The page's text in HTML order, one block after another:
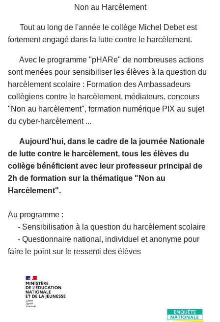
Non au Harcèlement
Tout au long de l'année le collège Michel Debet est
fortement engagé dans la lutte contre le harcèlement.
Avec le programme "pHARe" de nombreuses actions
sont menées pour sensibiliser les élèves à la question du
harcèlement scolaire : Formation des Ambassadeurs
collègiens contre le harcèlement, médiateurs, concours
"Non au harcèlement", formation numérique PIX au sujet
du cyber-harcèlement ...
Aujourd'hui, dans le cadre de la journée Nationale
de lutte contre le harcèlement, tous les élèves du
collège bénéficient avec leur professeur principal de
2h de formation sur la thématique "Non au
Harcèlement".
Au programme :
- Sensibilisation à la question du harcèlement scolaire
- Questionnaire national, individuel et anonyme pour
faire le point sur le ressenti des élèves